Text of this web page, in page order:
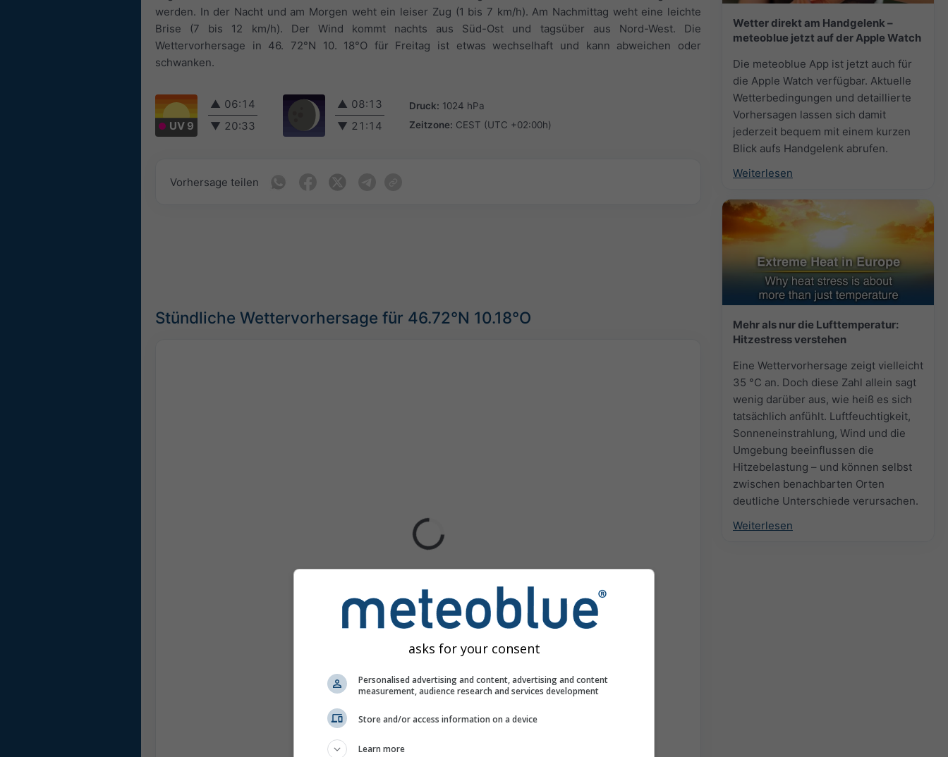
Wetter direkt am Handgelenk –
meteoblue jetzt auf der Apple Watch
Die meteoblue App ist jetzt auch für
die Apple Watch verfügbar. Aktuelle
Wetterbedingungen und detaillierte
Vorhersagen lassen sich damit
jederzeit bequem mit einem kurzen
Blick aufs Handgelenk abrufen.
Weiterlesen
Mehr als nur die Lufttemperatur:
Hitzestress verstehen
Eine Wettervorhersage zeigt vielleicht
35 °C an. Doch diese Zahl allein sagt
wenig darüber aus, wie heiß es sich
tatsächlich anfühlt. Luftfeuchtigkeit,
Sonneneinstrahlung, Wind und die
Umgebung beeinflussen die
Hitzebelastung – und können selbst
zwischen benachbarten Orten
deutliche Unterschiede verursachen.
Weiterlesen
werden. In der Nacht und am Morgen weht ein leiser Zug (1 bis 7 km/h). Am Nachmittag weht eine leichte
Brise (7 bis 12 km/h). Der Wind kommt nachts aus Süd-Ost und tagsüber aus Nord-West. Die
Wettervorhersage in 46. 72°N 10. 18°O für Freitag ist etwas wechselhaft und kann abweichen oder
schwanken.
UV 9
▲ 06:14
▼ 20:33
▲ 08:13
▼ 21:14
Druck: 1024 hPa
Zeitzone: CEST (UTC +02:00h)
Vorhersage teilen
Stündliche Wettervorhersage für 46.72°N 10.18°O
asks for your consent
Personalised advertising and content, advertising and content
measurement, audience research and services development
Store and/or access information on a device
Learn more